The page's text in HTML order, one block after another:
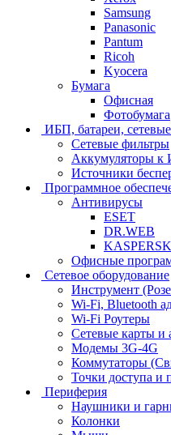
Samsung
Panasonic
Pantum
Ricoh
Kyocera
Бумага
Офисная
Фотобумага
ИБП, батареи,
Сетевые фильтры
Аккумуляторы к
Источники
Программное
Антивирусы
ESET
DR.WEB
Офисные
Сетевое оборудование
Инструмент
Wi-Fi, Bluetooth
Wi-Fi Роутеры
Сетевые карты и
Модемы 3G-4G
Коммутаторы
Точки доступа и
Периферия
Наушники и
Колонки